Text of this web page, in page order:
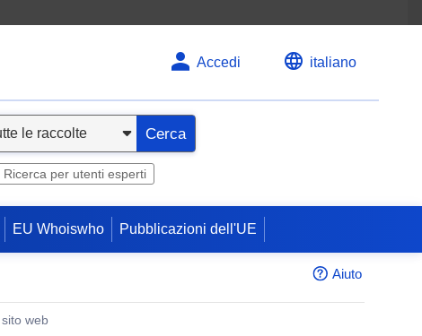
Accedi italiano
Cerca
Ricerca per utenti esperti
EU Whoiswho Pubblicazioni dell'UE
Aiuto
web